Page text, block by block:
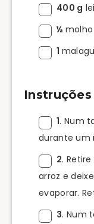
400 g
½
1
Instruções
1. Num
durante um
2.
arroz e
evaporar.
3. Num